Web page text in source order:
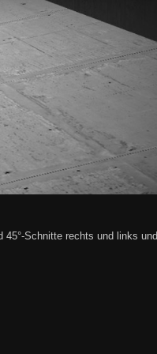
Schnitte rechts und links